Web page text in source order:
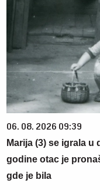
06. 08. 2026 09:39
Marija (3) se igrala
godine otac je
gde je bila